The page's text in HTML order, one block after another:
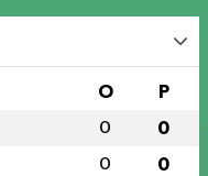
O P
0 0
0 0